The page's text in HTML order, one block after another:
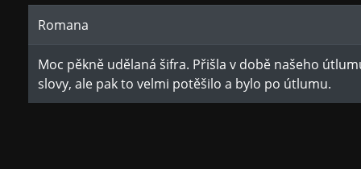
Romana
Moc pěkně udělaná šifra. Přišla v době našeho
slovy, ale pak to velmi potěšilo a bylo po útlumu.